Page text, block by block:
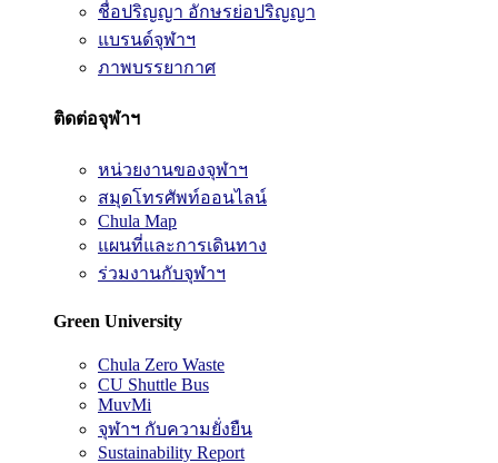
ชื่อปริญญา อักษรย่อปริญญา
แบรนด์จุฬาฯ
ภาพบรรยากาศ
ติดต่อจุฬาฯ
หน่วยงานของจุฬาฯ
สมุดโทรศัพท์ออนไลน์
Chula Map
แผนที่และการเดินทาง
ร่วมงานกับจุฬาฯ
Green University
Chula Zero Waste
CU Shuttle Bus
MuvMi
จุฬาฯ กับความยั่งยืน
Sustainability Report